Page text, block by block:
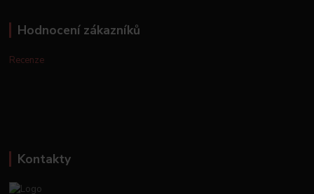
Hodnocení zákazníků
Recenze
Kontakty